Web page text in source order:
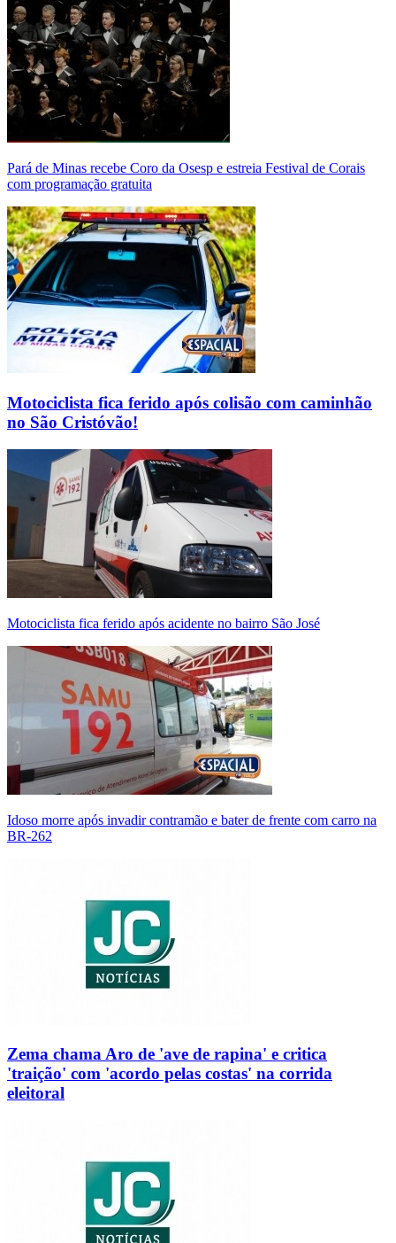
Pará de Minas recebe Coro da Osesp e estreia Festival de Corais
com programação gratuita
Motociclista fica ferido após colisão com caminhão
no São Cristóvão!
Motociclista fica ferido após acidente no bairro São José
Idoso morre após invadir contramão e bater de frente com carro na
BR-262
Zema chama Aro de 'ave de rapina' e critica
'traição' com 'acordo pelas costas' na corrida
eleitoral